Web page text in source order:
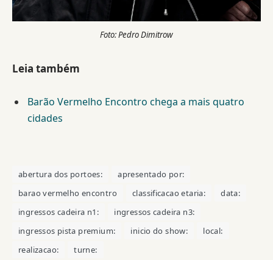
Foto: Pedro Dimitrow
Leia também
Barão Vermelho Encontro chega a mais quatro
cidades
abertura dos portoes:
apresentado por:
barao vermelho encontro
classificacao etaria:
data:
ingressos cadeira n1:
ingressos cadeira n3:
ingressos pista premium:
inicio do show:
local:
realizacao:
turne: